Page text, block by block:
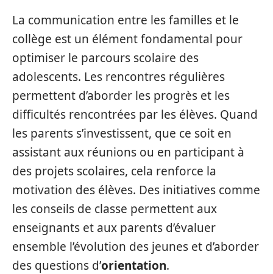
La communication entre les familles et le
collège est un élément fondamental pour
optimiser le parcours scolaire des
adolescents. Les rencontres régulières
permettent d’aborder les progrès et les
difficultés rencontrées par les élèves. Quand
les parents s’investissent, que ce soit en
assistant aux réunions ou en participant à
des projets scolaires, cela renforce la
motivation des élèves. Des initiatives comme
les conseils de classe permettent aux
enseignants et aux parents d’évaluer
ensemble l’évolution des jeunes et d’aborder
des questions d’orientation.